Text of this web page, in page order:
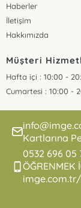
Haberler
İletişim
Hakkımızda
Müşteri
Hafta içi : 10:00 -
Cumartesi : 10:00 -
Kartlarına
0532 696 05
ÖĞRENMEK